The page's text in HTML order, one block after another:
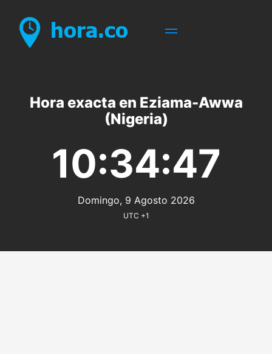
Hora exacta en Eziama-Awwa
(Nigeria)
10:34:47
Domingo, 9 Agosto 2026
UTC +1